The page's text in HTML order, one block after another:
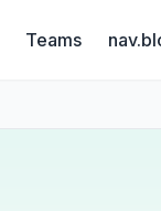
Teams